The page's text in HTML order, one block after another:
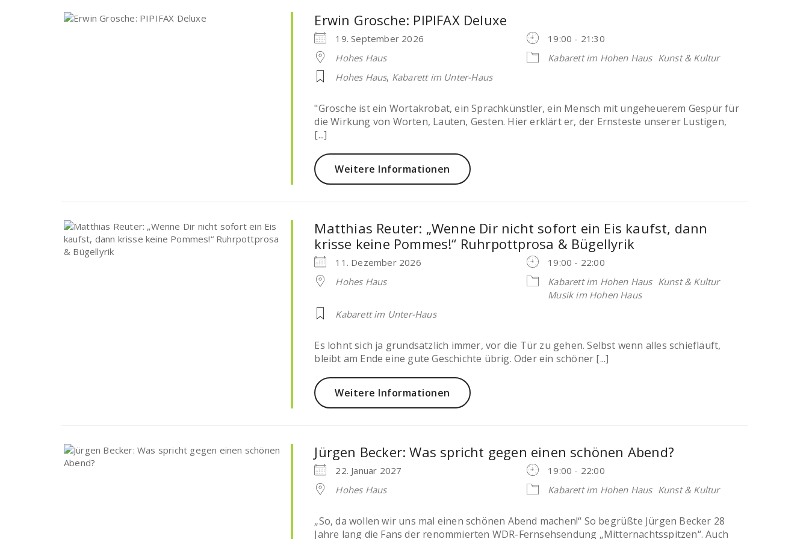
Erwin Grosche: PIPIFAX Deluxe
19. September 2026
19:00 - 21:30
Hohes Haus
Kabarett im Hohen Haus Kunst & Kultur
Hohes Haus, Kabarett im Unter-Haus
"Grosche ist ein Wortakrobat, ein Sprachkünstler, ein Mensch mit ungeheuerem Gespür für
die Wirkung von Worten, Lauten, Gesten. Hier erklärt er, der Ernsteste unserer Lustigen,
[...]
Weitere Informationen
Matthias Reuter: „Wenne Dir nicht sofort ein Eis kaufst, dann
krisse keine Pommes!“ Ruhrpottprosa & Bügellyrik
11. Dezember 2026
19:00 - 22:00
Hohes Haus
Kabarett im Hohen Haus Kunst & Kultur
Musik im Hohen Haus
Kabarett im Unter-Haus
Es lohnt sich ja grundsätzlich immer, vor die Tür zu gehen. Selbst wenn alles schiefläuft,
bleibt am Ende eine gute Geschichte übrig. Oder ein schöner [...]
Weitere Informationen
Jürgen Becker: Was spricht gegen einen schönen Abend?
22. Januar 2027
19:00 - 22:00
Hohes Haus
Kabarett im Hohen Haus Kunst & Kultur
„So, da wollen wir uns mal einen schönen Abend machen!“ So begrüßte Jürgen Becker 28
Jahre lang die Fans der renommierten WDR-Fernsehsendung „Mitternachtsspitzen“. Auch